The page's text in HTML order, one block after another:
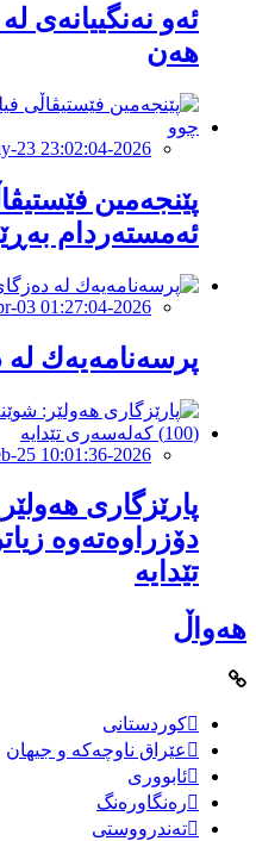
ئەو نەنگییانەی
هەن
2026-May-23 23:02:04
پێنجەمین
ئەمستەردام
2026-Apr-03 01:27:04
پرسەنامەیەك
2026-Feb-25 10:01:36
پارێزگاری
تێدایە
هەواڵ
کوردستانی
عێراق ناوچەکە و جیهان
ئابووری
رەنگاورەنگ
تەندرووستی